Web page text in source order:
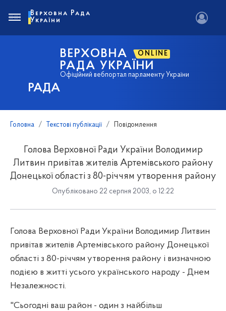
РАДА
ВЕРХОВНА ONLINE
РАДА УКРАЇНИ
Офіційний вебпортал парламенту України
Верховна Рада
України
Головна Текстові публікації Повідомлення
Голова Верховної Ради України Володимир
Литвин привітав жителів Артемівського району
Донецької області з 80-річчям утворення району
Опубліковано 22 серпня 2003, о 12:22
Голова Верховної Ради України Володимир Литвин
привітав жителів Артемівського району Донецької
області з 80-річчям утворення району і визначною
подією в житті усього українського народу - Днем
Незалежності.
"Сьогодні ваш район - один з найбільш